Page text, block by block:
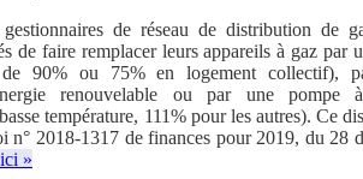
de réseau de distribution de
de faire remplacer leurs appareils à gaz par
de 90% ou 75% en logement collectif),
renouvelable ou par une pompe
température, 111% pour les autres). Ce
n° 2018-1317 de finances pour 2019, du 28
»